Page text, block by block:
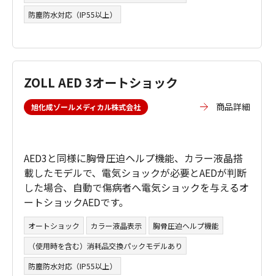
防塵防水対応（IP55以上）
ZOLL AED 3オートショック
旭化成ゾールメディカル株式会社 商品詳細
AED3と同様に胸骨圧迫ヘルプ機能、カラー液晶搭
載したモデルで、電気ショックが必要とAEDが判断
した場合、自動で傷病者へ電気ショックを与えるオ
ートショックAEDです。
オートショック カラー液晶表示
胸骨圧迫ヘルプ機能
（使用時を含む）消耗品交換パックモデルあり
防塵防水対応（IP55以上）